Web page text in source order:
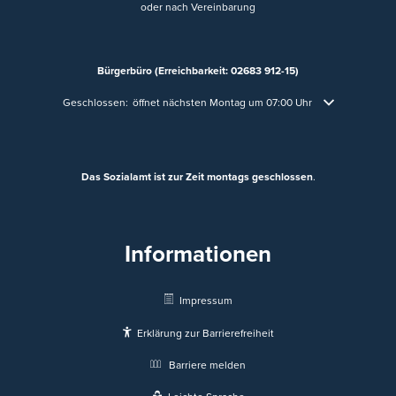
oder nach Vereinbarung
Bürgerbüro (Erreichbarkeit: 02683 912-15)
Klicken, um weitere Öffnungs- oder Schließzeiten auszublenden
Geschlossen: öffnet nächsten Montag um 07:00 Uhr
Das Sozialamt ist zur Zeit montags geschlossen.
Informationen
Impressum
Erklärung zur Barrierefreiheit
Barriere melden